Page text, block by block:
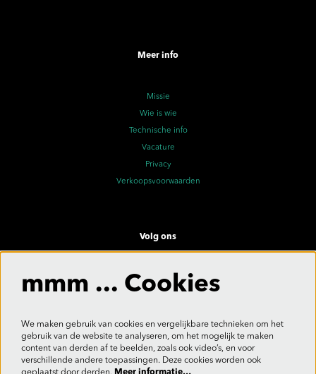
Meer info
Missie
Wie is wie
Technische info
Vacature
Privacy
Verkoopsvoorwaarden
Volg ons
Aanmelden
mmm ... Cookies
We maken gebruik van cookies en vergelijkbare technieken om het
gebruik van de website te analyseren, om het mogelijk te maken
content van derden af te beelden, zoals ook video’s, en voor
verschillende andere toepassingen. Deze cookies worden ook